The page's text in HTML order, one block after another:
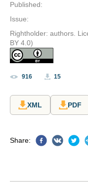
Published:
Issue:
Rightholder: authors.
BY 4.0)
916 15
XML PDF
Share: